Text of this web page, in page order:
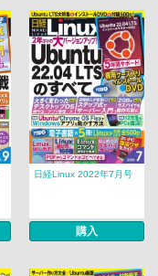
日経Linux 2022年7月号
購入